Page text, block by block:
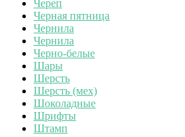
Череп
Черная пятница
Чернила
Чернила
Черно-белые
Шары
Шерсть
Шерсть (мех)
Шоколадные
Шрифты
Штамп